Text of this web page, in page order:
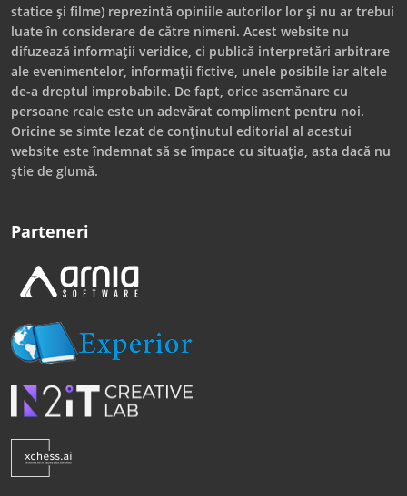
statice și filme) reprezintă opiniile autorilor lor și nu ar trebui
luate în considerare de către nimeni. Acest website nu
difuzează informații veridice, ci publică interpretări arbitrare
ale evenimentelor, informații fictive, unele posibile iar altele
de-a dreptul improbabile. De fapt, orice asemănare cu
persoane reale este un adevărat compliment pentru noi.
Oricine se simte lezat de conținutul editorial al acestui
website este îndemnat să se împace cu situația, asta dacă nu
știe de glumă.
Parteneri